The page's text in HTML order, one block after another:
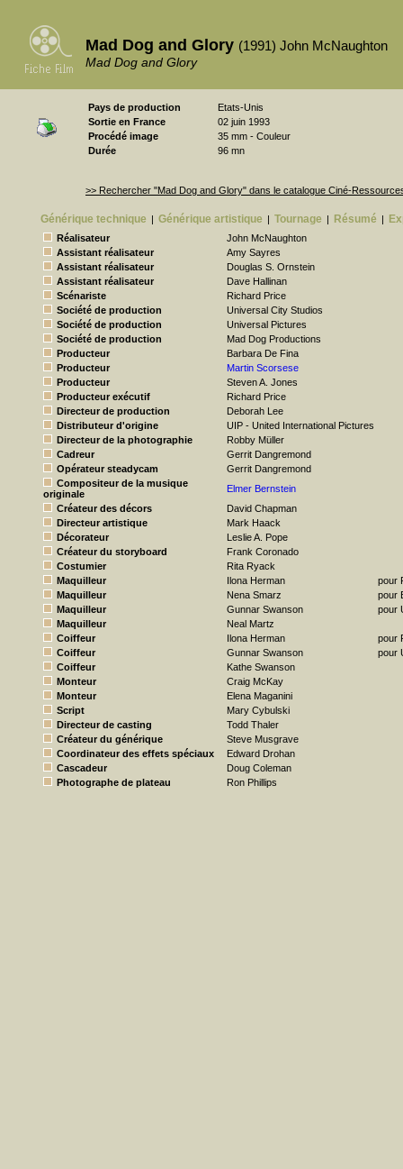
Mad Dog and Glory (1991) John McNaughton
Mad Dog and Glory
Pays de production
Etats-Unis
Sortie en France
02 juin 1993
Procédé image
35 mm - Couleur
Durée
96 mn
>> Rechercher "Mad Dog and Glory" dans le catalogue Ciné-
Générique technique | Générique artistique | Tournage | Résumé |
Réalisateur
John McNaughton
Assistant réalisateur
Amy Sayres
Assistant réalisateur
Douglas S. Ornstein
Assistant réalisateur
Dave Hallinan
Scénariste
Richard Price
Société de production
Universal City Studios
Société de production
Universal Pictures
Société de production
Mad Dog Productions
Producteur
Barbara De Fina
Producteur
Martin Scorsese
Producteur
Steven A. Jones
Producteur exécutif
Richard Price
Directeur de production
Deborah Lee
Distributeur d'origine
UIP - United International Pictures
Directeur de la photographie
Robby Müller
Cadreur
Gerrit Dangremond
Opérateur steadycam
Gerrit Dangremond
Compositeur de la musique
originale
Elmer Bernstein
Créateur des décors
David Chapman
Directeur artistique
Mark Haack
Décorateur
Leslie A. Pope
Créateur du storyboard
Frank Coronado
Costumier
Rita Ryack
Maquilleur
Ilona Herman
pour
Maquilleur
Nena Smarz
pour
Maquilleur
Gunnar Swanson
pour
Maquilleur
Neal Martz
Coiffeur
Ilona Herman
pour
Coiffeur
Gunnar Swanson
pour
Coiffeur
Kathe Swanson
Monteur
Craig McKay
Monteur
Elena Maganini
Script
Mary Cybulski
Directeur de casting
Todd Thaler
Créateur du générique
Steve Musgrave
Coordinateur des effets spéciaux
Edward Drohan
Cascadeur
Doug Coleman
Photographe de plateau
Ron Phillips